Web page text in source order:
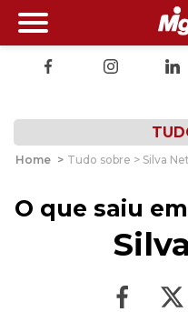
Home > Tudo sobre > Silva
O que saiu